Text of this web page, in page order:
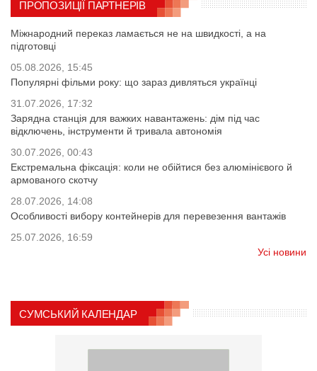
ПРОПОЗИЦІЇ ПАРТНЕРІВ
Міжнародний переказ ламається не на швидкості, а на
підготовці
05.08.2026, 15:45
Популярні фільми року: що зараз дивляться українці
31.07.2026, 17:32
Зарядна станція для важких навантажень: дім під час
відключень, інструменти й тривала автономія
30.07.2026, 00:43
Екстремальна фіксація: коли не обійтися без алюмінієвого й
армованого скотчу
28.07.2026, 14:08
Особливості вибору контейнерів для перевезення вантажів
25.07.2026, 16:59
Усі новини
СУМСЬКИЙ КАЛЕНДАР